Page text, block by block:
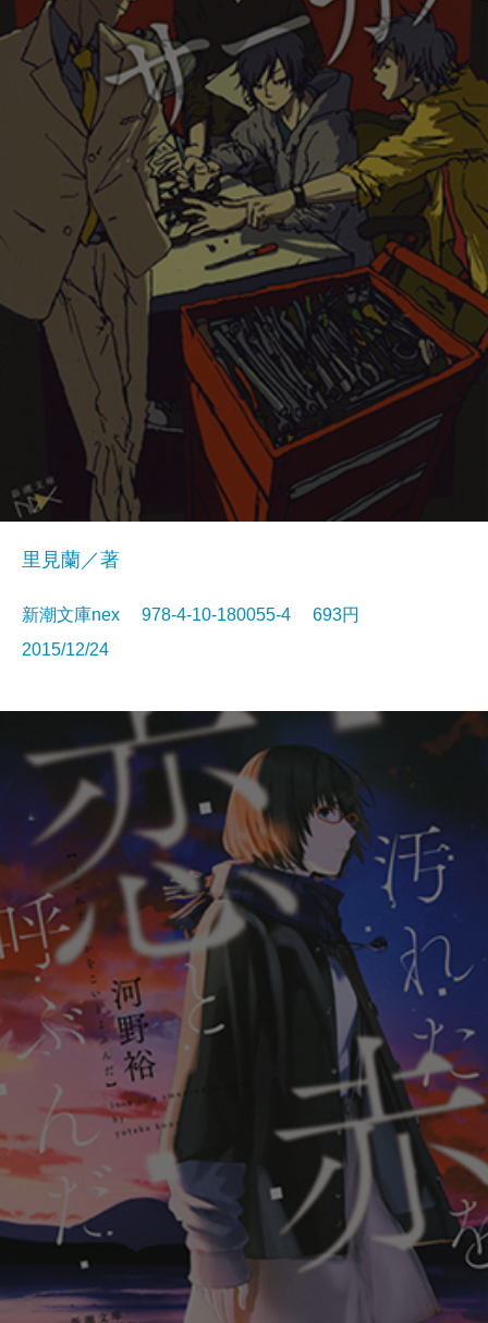
里見蘭／著
新潮文庫nex 978-4-10-180055-4 693円
2015/12/24